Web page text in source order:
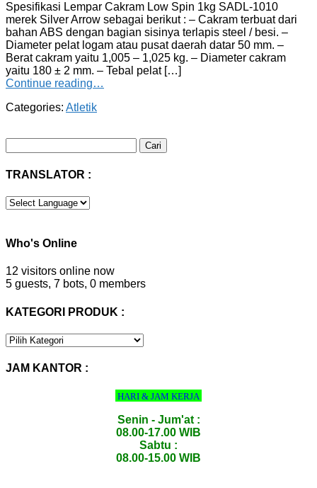
Spesifikasi Lempar Cakram Low Spin 1kg SADL-1010
merek Silver Arrow sebagai berikut : – Cakram terbuat dari
bahan ABS dengan bagian sisinya terlapis steel / besi. –
Diameter pelat logam atau pusat daerah datar 50 mm. –
Berat cakram yaitu 1,005 – 1,025 kg. – Diameter cakram
yaitu 180 ± 2 mm. – Tebal pelat […]
Continue reading…
Categories: Atletik
untuk:
TRANSLATOR :
Who's Online
12 visitors online now
5 guests, 7 bots, 0 members
KATEGORI PRODUK :
KATEGORI
JAM KANTOR :
HARI & JAM KERJA
Senin - Jum'at :
08.00-17.00 WIB
Sabtu :
08.00-15.00 WIB